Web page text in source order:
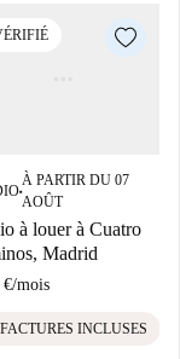
■
À PARTIR DU 07
AOÛT
à louer à Cuatro
Madrid
€/mois
FACTURES INCLUSES